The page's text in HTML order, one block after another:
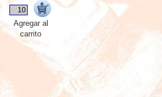
Agregar al
carrito